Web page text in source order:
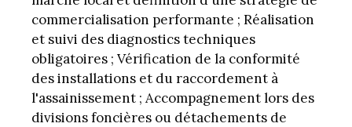
commercialisation performante ; Réalisation
et suivi des diagnostics techniques
obligatoires ; Vérification de la conformité
des installations et du raccordement à
l'assainissement ; Accompagnement lors des
divisions foncières ou détachements de